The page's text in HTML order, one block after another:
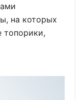
на которых
топорики,